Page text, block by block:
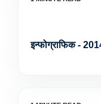
इन्फोग्राफिक -